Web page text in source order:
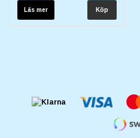
Läs mer